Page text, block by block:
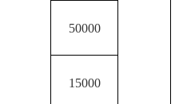
50000
15000